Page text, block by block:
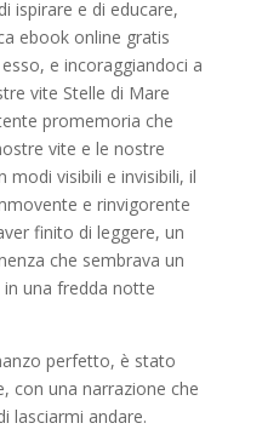
ispirare e di educare,
ebook online gratis
e incoraggiandoci a
vite Stelle di Mare
promemoria che
vite e le nostre
modi visibili e invisibili, il
e rinvigorente
finito di leggere, un
che sembrava un
una fredda notte
perfetto, è stato
con una narrazione che
lasciarmi andare.